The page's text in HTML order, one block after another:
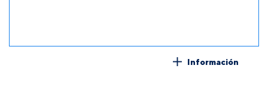
Información